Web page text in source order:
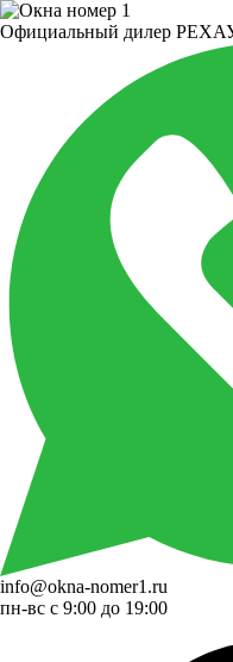
Официальный дилер
info@okna-nomer1.ru
пн-вс с 9:00 до 19:00